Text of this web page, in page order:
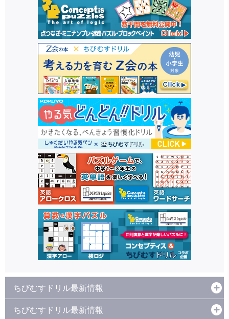
ちびむすドリル最新情報
ちびむすドリル最新情報